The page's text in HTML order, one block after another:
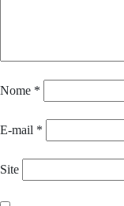
Nome *
E-mail *
Site